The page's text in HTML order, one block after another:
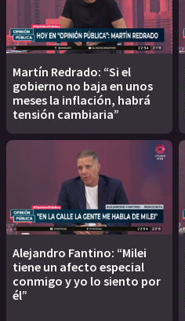
Martín Redrado: “Si el
gobierno no baja en unos
meses la inflación, habrá
tensión cambiaria”
Alejandro Fantino: “Milei
tiene un afecto especial
conmigo y yo lo siento por
él”